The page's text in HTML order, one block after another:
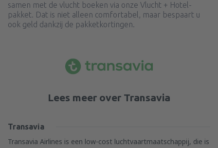
samen met de vlucht boeken via onze Vlucht + Hotel-
pakket. Dat is niet alleen comfortabel, maar bespaart u
ook geld dankzij de pakketkortingen.
Lees meer over Transavia
Transavia
Transavia Airlines is een low-cost luchtvaartmaatschappij, die is